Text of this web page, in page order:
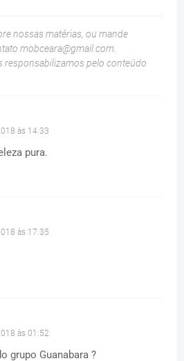
nossas matérias, ou mande
mobceara@gmail.com.
responsabilizamos pelo conteúdo
às 14:33
pura.
às 17:35
às 01:52
grupo Guanabara ?